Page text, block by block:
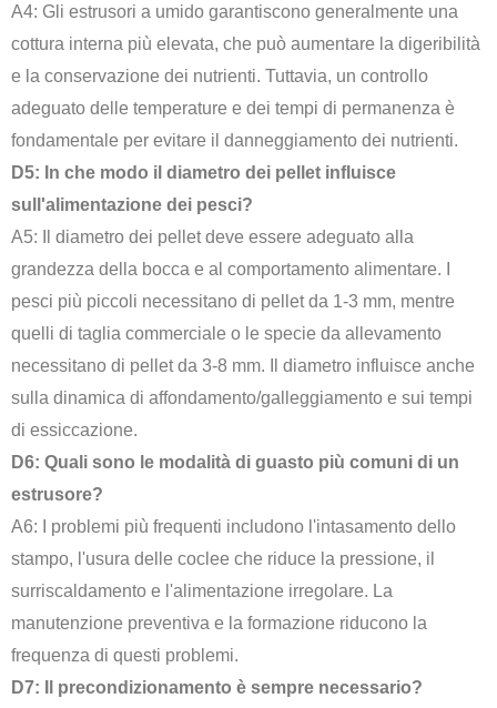
A4: Gli estrusori a umido garantiscono generalmente una
cottura interna più elevata, che può aumentare la digeribilità
e la conservazione dei nutrienti. Tuttavia, un controllo
adeguato delle temperature e dei tempi di permanenza è
fondamentale per evitare il danneggiamento dei nutrienti.
D5: In che modo il diametro dei pellet influisce
sull'alimentazione dei pesci?
A5: Il diametro dei pellet deve essere adeguato alla
grandezza della bocca e al comportamento alimentare. I
pesci più piccoli necessitano di pellet da 1-3 mm, mentre
quelli di taglia commerciale o le specie da allevamento
necessitano di pellet da 3-8 mm. Il diametro influisce anche
sulla dinamica di affondamento/galleggiamento e sui tempi
di essiccazione.
D6: Quali sono le modalità di guasto più comuni di un
estrusore?
A6: I problemi più frequenti includono l'intasamento dello
stampo, l'usura delle coclee che riduce la pressione, il
surriscaldamento e l'alimentazione irregolare. La
manutenzione preventiva e la formazione riducono la
frequenza di questi problemi.
D7: Il precondizionamento è sempre necessario?